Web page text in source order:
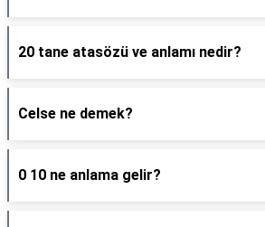
20 tane atasözü ve anlamı nedir?
Celse ne demek?
0 10 ne anlama gelir?